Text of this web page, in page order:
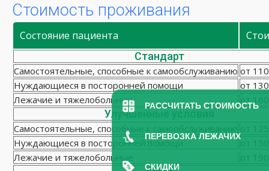
РАССЧИТАТЬ СТОИМОСТЬ
ПЕРЕВОЗКА ЛЕЖАЧИХ
СКИДКИ
Стоимость проживания
Состояние пациента
Стандарт
Самостоятельные, способные к самообслуживанию от
Нуждающиеся в посторонней помощи
от
Лежачие и тяжелобольные
от
Улучшенные условия
Самостоятельные, способные к самообслуживанию
Нуждающиеся в посторонней помощи
от
Лежачие и тяжелобольные